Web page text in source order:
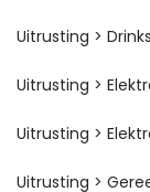
Uitrusting >
Uitrusting >
Uitrusting >
Uitrusting >